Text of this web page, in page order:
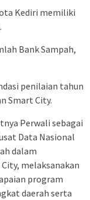
Kediri memiliki
Bank Sampah,
penilaian tahun
Smart City.
Perwali sebagai
Data Nasional
dalam
melaksanakan
program
daerah serta